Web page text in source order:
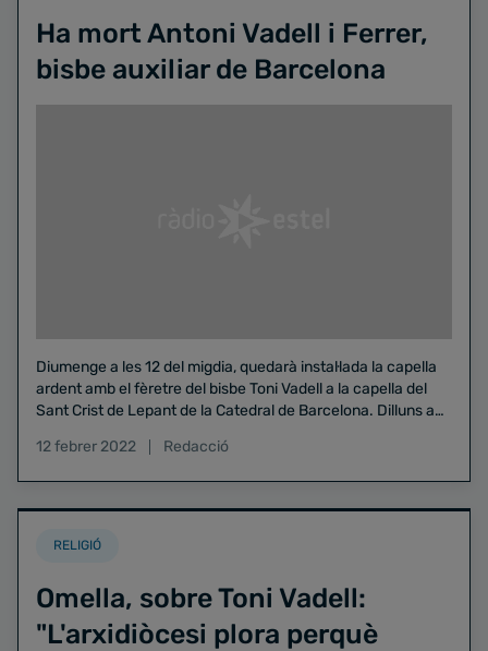
Ha mort Antoni Vadell i Ferrer,
bisbe auxiliar de Barcelona
Diumenge a les 12 del migdia, quedarà instal·lada la capella
ardent amb el fèretre del bisbe Toni Vadell a la capella del
Sant Crist de Lepant de la Catedral de Barcelona. Dilluns a
de la catedral de Barcelona. Presidirà l’arquebisbe de
12 febrer 2022 Redacció
RELIGIÓ
Omella, sobre Toni Vadell:
"L'arxidiòcesi plora perquè